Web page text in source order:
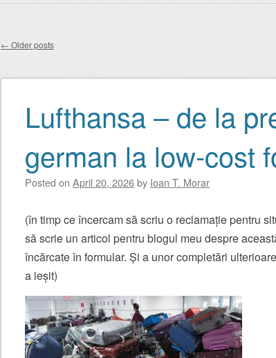
Post navigation
← Older posts
Lufthansa – de la
german la low-cost
Posted on April 20, 2026by Ioan T. Morar
(în timp ce încercam să scriu o reclamație pentru
să scrie un articol pentru blogul meu despre
încărcate în formular. Și a unor completări
a ieșit)